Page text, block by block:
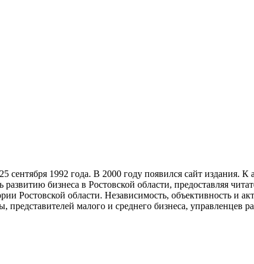
1992 года. В 2000 году появился сайт издания.
бизнеса в Ростовской области, предоставляя
Ростовской области. Независимость, объективность и
малого и среднего бизнеса, управленцев